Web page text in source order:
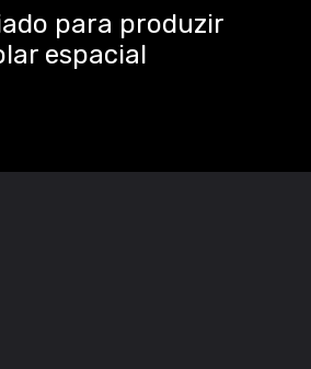
para produzir
espacial